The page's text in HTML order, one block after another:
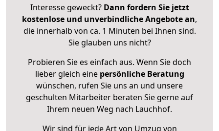
Interesse geweckt? Dann fordern Sie jetzt
kostenlose und unverbindliche Angebote an,
die innerhalb von ca. 1 Minuten bei Ihnen sind.
Sie glauben uns nicht?
Probieren Sie es einfach aus. Wenn Sie doch
lieber gleich eine persönliche Beratung
wünschen, rufen Sie uns an und unsere
geschulten Mitarbeiter beraten Sie gerne auf
Ihrem neuen Weg nach Lauchhof.
Wir sind für jede Art von Umzug von